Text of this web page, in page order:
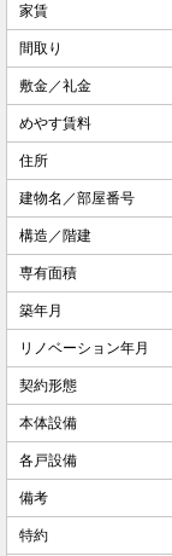
家賃
間取り
敷金／礼金
めやす賃料
住所
建物名／部屋番号
構造／階建
専有面積
築年月
リノベーション年月
契約形態
本体設備
各戸設備
備考
特約